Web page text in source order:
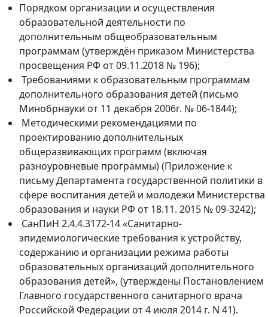
Порядком организации и осуществления
образовательной деятельности по
дополнительным общеобразовательным
программам (утверждён приказом Министерства
просвещения РФ от 09.11.2018 № 196);
Требованиями к образовательным программам
дополнительного образования детей (письмо
Минобрнауки от 11 декабря 2006г. № 06-1844);
Методическими рекомендациями по
проектированию дополнительных
общеразвивающих программ (включая
разноуровневые программы) (Приложение к
письму Департамента государственной политики в
сфере воспитания детей и молодежи Министерства
образования и науки РФ от 18.11. 2015 № 09-3242);
СанПиН 2.4.4.3172-14 «Санитарно-
эпидемиологические требования к устройству,
содержанию и организации режима работы
образовательных организаций дополнительного
образования детей», (утверждены Постановлением
Главного государственного санитарного врача
Российской Федерации от 4 июля 2014 г. N 41).